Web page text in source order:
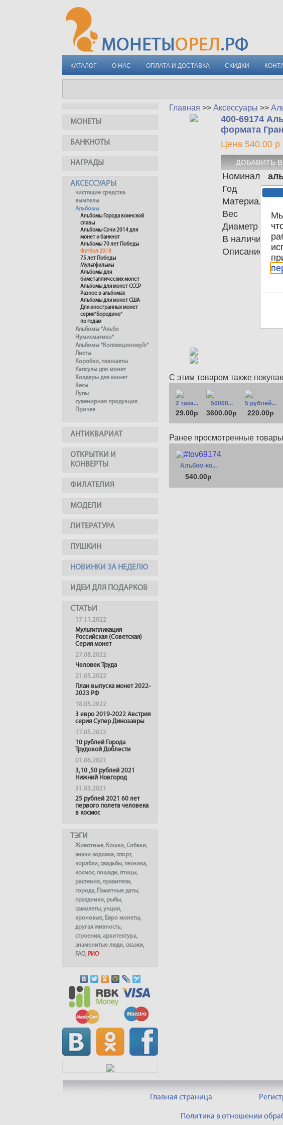
КАТАЛОГ О НАС ОПЛАТА И ДОСТАВКА СКИДКИ
МОНЕТЫ
БАНКНОТЫ
НАГРАДЫ
АКСЕССУАРЫ
чистящие средства
вымпелы
Альбомы
Альбомы Города воинской
славы
Альбомы Сочи 2014 для
монет и банкнот
Альбомы 70 лет Победы
Футбол 2018
75 лет Победы
Мультфильмы
Альбомы для
биметаллических монет
Альбомы для монет СССР
Разное в альбомах
Альбомы для монет США
Для иностранных монет
серия"Бородино"
по годам
Альбомы "Альбо
Нумисматико"
Альбомы "КоллекционерЪ"
Листы
Коробки, планшеты
Капсулы для монет
Холдеры для монет
Весы
Лупы
сувенирная продукция
Прочее
АНТИКВАРИАТ
ОТКРЫТКИ И
КОНВЕРТЫ
ФИЛАТЕЛИЯ
МОДЕЛИ
ЛИТЕРАТУРА
ПУШКИН
НОВИНКИ ЗА НЕДЕЛЮ
ИДЕИ ДЛЯ ПОДАРКОВ
СТАТЬИ
17.11.2022
Мультипликация
Российская (Советская)
Серия монет
27.08.2022
Человек Труда
21.05.2022
План выпуска монет 2022-
2023 РФ
18.05.2022
3 евро 2019-2022 Австрия
серия Супер Динозавры
17.05.2022
10 рублей Города
Трудовой Доблести
01.06.2021
3,10 ,50 рублей 2021
Нижний Новгород
31.03.2021
25 рублей 2021 60 лет
первого полета человека
в космос
ТЭГИ
Животные, Кошки,Собаки,
знаки зодиака,спорт,
корабли,свадьбы,техника,
космос,лошади, птицы,
растения, правители,
города, Памятные даты,
праздники, рыбы,
самолеты,унция,
кроновые, Евро монеты,
другая живность,
строения,архитектура,
знаменитые люди,сказки,
FAO, РИО
Главная >> Аксессуары >>
400-69174
формата
Цена 540.00 р
Номинал
Год
0
Материал
Вес
Диаметр
В наличии
11
Описание
С этим товаром также
2 така...
29.00р
50000...
3600.00р
5 рублей...
220.00р
Ранее просмотренные товары
Альбом-ко...
540.00р
Главная страница
Политика в отношении